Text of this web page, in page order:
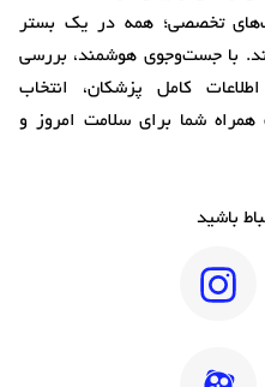
تخصصی؛ همه در یک بستر
با جست‌وجوی هوشمند، بررسی
کامل پزشکان، انتخاب
همراه شما برای سلامت امروز و
باشید